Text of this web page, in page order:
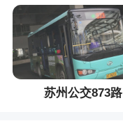
苏州公交873路